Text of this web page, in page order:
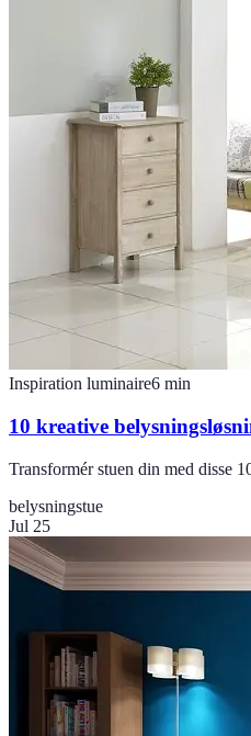
Inspiration luminaire6 min
10 kreative
Transformér stuen din med disse
belysningstue
Jul 25